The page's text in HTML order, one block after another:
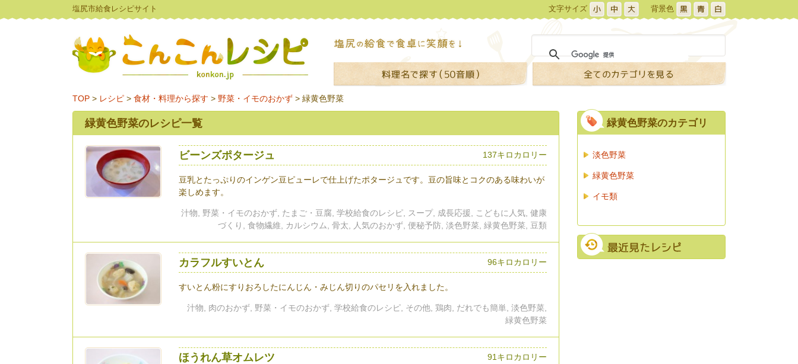
塩尻市給食レシピサイト 文字サイズ 背景色
TOP > レシピ > 食材・料理から探す > 野菜・イモのおかず > 緑黄色野菜
緑黄色野菜のレシピ一覧
ビーンズポタージュ
豆乳とたっぷりのインゲン豆ピューレで仕上げたポタージュです。豆の旨味とコクのある味わいが
楽しめます。
137キロカロリー
汁物, 野菜・イモのおかず, たまご・豆腐, 学校給食のレシピ, スープ, 成長応援, こどもに人気, 健康
づくり, 食物繊維, カルシウム, 骨太, 人気のおかず, 便秘予防, 淡色野菜, 緑黄色野菜, 豆類
カラフルすいとん
すいとん粉にすりおろしたにんじん・みじん切りのパセリを入れました。
96キロカロリー
汁物, 肉のおかず, 野菜・イモのおかず, 学校給食のレシピ, その他, 鶏肉, だれでも簡単, 淡色野菜,
緑黄色野菜
ほうれん草オムレツ 91キロカロリー
緑黄色野菜のカテゴリ
淡色野菜
緑黄色野菜
イモ類